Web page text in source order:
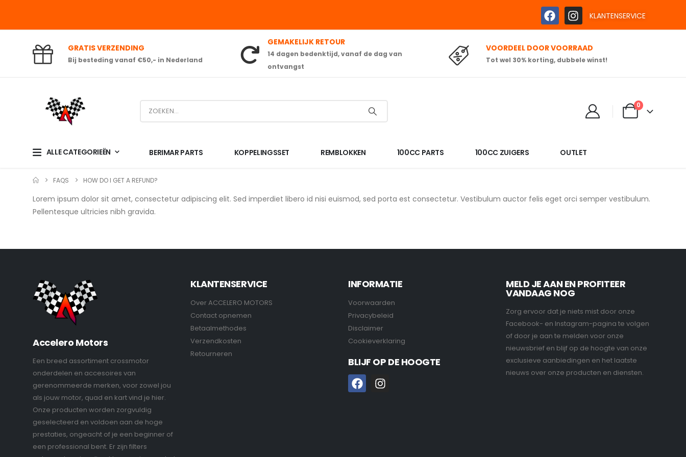
KLANTENSERVICE
GRATIS VERZENDING
Bij besteding vanaf €50,- in Nederland
GEMAKELIJK RETOUR
14 dagen bedenktijd, vanaf de dag van
ontvangst
VOORDEEL DOOR VOORRAAD
Tot wel 30% korting, dubbele winst!
0
ALLE CATEGORIEËN BERIMAR PARTS KOPPELINGSSET REMBLOKKEN 100CC PARTS 100CC ZUIGERS OUTLET
FAQS HOW DO I GET A REFUND?
Lorem ipsum dolor sit amet, consectetur adipiscing elit. Sed imperdiet libero id nisi euismod, sed porta est consectetur. Vestibulum auctor felis eget orci semper vestibulum.
Pellentesque ultricies nibh gravida.
Accelero Motors
Een breed assortiment crossmotor
onderdelen en accesoires van
gerenommeerde merken, voor zowel jou
als jouw motor, quad en kart vind je hier.
Onze producten worden zorgvuldig
geselecteerd en voldoen aan de hoge
prestaties, ongeacht of je een beginner of
een professional bent. Er zijn filters
KLANTENSERVICE
Over ACCELERO MOTORS
Contact opnemen
Betaalmethodes
Verzendkosten
Retourneren
INFORMATIE
Voorwaarden
Privacybeleid
Disclaimer
Cookieverklaring
BLIJF OP DE HOOGTE
MELD JE AAN EN PROFITEER
VANDAAG NOG
Zorg ervoor dat je niets mist door onze
Facebook- en Instagram-pagina te volgen
of door je aan te melden voor onze
nieuwsbrief en blijf op de hoogte van onze
exclusieve aanbiedingen en het laatste
nieuws over onze producten en diensten.